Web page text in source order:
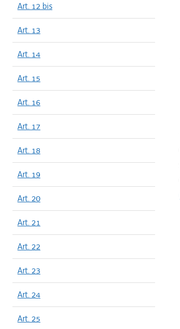
Art. 12 bis
Art. 13
Art. 14
Art. 15
Art. 16
Art. 17
Art. 18
Art. 19
Art. 20
Art. 21
Art. 22
Art. 23
Art. 24
Art. 25